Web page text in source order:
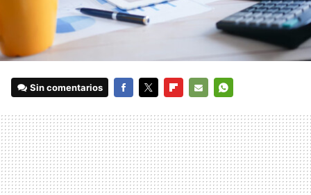
Sin comentarios
MAIL